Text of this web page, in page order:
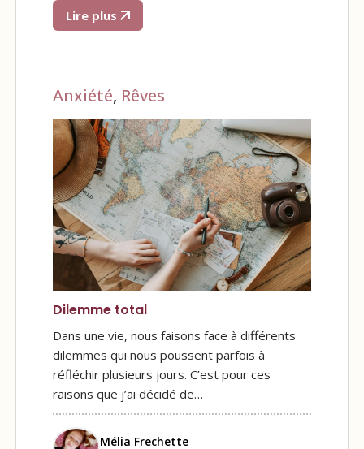
Lire plus
Anxiété, Rêves
Dilemme total
Dans une vie, nous faisons face à différents
dilemmes qui nous poussent parfois à
réfléchir plusieurs jours. C’est pour ces
raisons que j’ai décidé de…
Mélia Frechette